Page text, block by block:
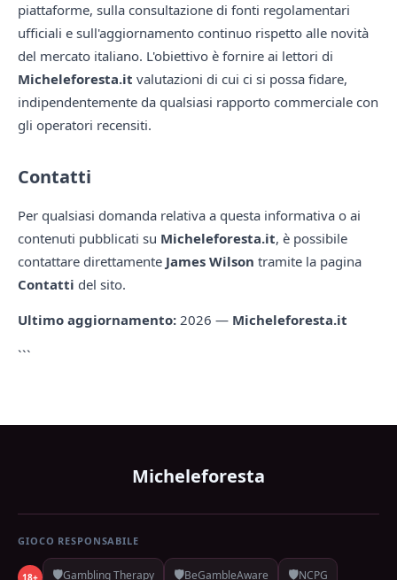
piattaforme, sulla consultazione di fonti regolamentari
ufficiali e sull'aggiornamento continuo rispetto alle novità
del mercato italiano. L'obiettivo è fornire ai lettori di
Micheleforesta.it valutazioni di cui ci si possa fidare,
indipendentemente da qualsiasi rapporto commerciale con
gli operatori recensiti.
Contatti
Per qualsiasi domanda relativa a questa informativa o ai
contenuti pubblicati su Micheleforesta.it, è possibile
contattare direttamente James Wilson tramite la pagina
Contatti del sito.
Ultimo aggiornamento: 2026 — Micheleforesta.it
```
Micheleforesta
GIOCO RESPONSABILE
18+ 🛡️Gambling Therapy 🛡️BeGambleAware 🛡️NCPG